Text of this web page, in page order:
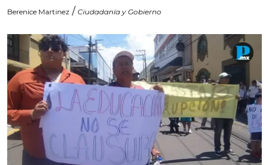
Berenice Martinez / Ciudadanía y Gobierno